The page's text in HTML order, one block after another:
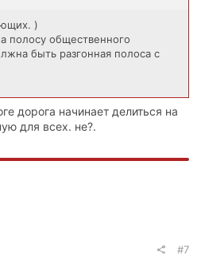
)
полосу общественного
быть разгонная полоса с
дорога начинает делиться на
для всех. не?.
#7